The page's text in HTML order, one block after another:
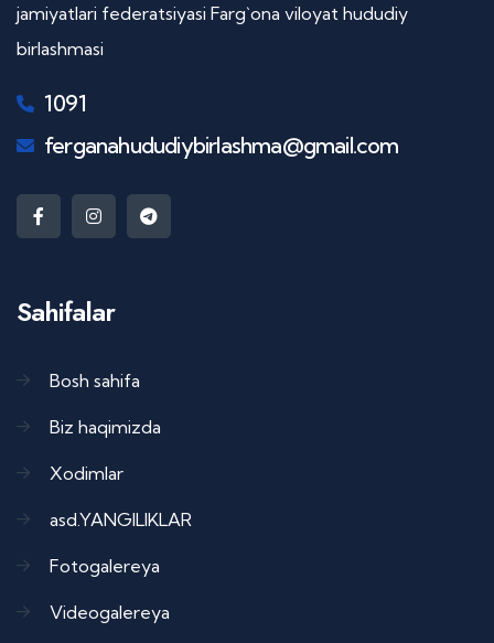
jamiyatlari federatsiyasi Farg`ona viloyat hududiy
birlashmasi
1091
ferganahududiybirlashma@gmail.com
Sahifalar
Bosh sahifa
Biz haqimizda
Xodimlar
asd.YANGILIKLAR
Fotogalereya
Videogalereya